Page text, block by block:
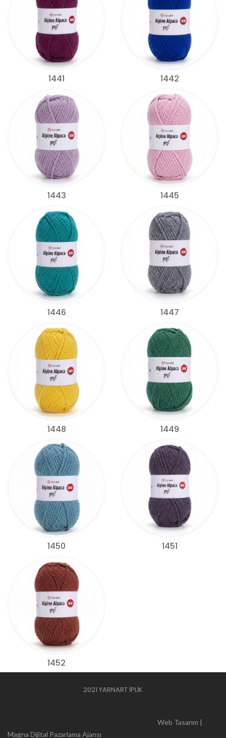
1441 1442
1443 1445
1446 1447
1448 1449
1450 1451
1452
2021 YARNART İPLİK
Web Tasarım |
Magna Dijital Pazarlama Ajansı